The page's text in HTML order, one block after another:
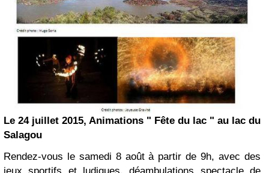
Le 24 juillet 2015, Animations " Fête du lac " au lac du
Salagou
Rendez-vous le samedi 8 août à partir de 9h, avec des
jeux sportifs et ludiques, déambulations spectacle de